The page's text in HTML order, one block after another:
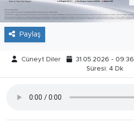
Paylaş
Cüneyt Diler 31.05.2026 - 09:36
Süresi: 4 Dk